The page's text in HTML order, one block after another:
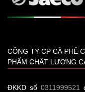
CÔNG TY CP CÀ PHÊ
PHẨM CHẤT LƯỢNG
ĐKKD số 0311999521